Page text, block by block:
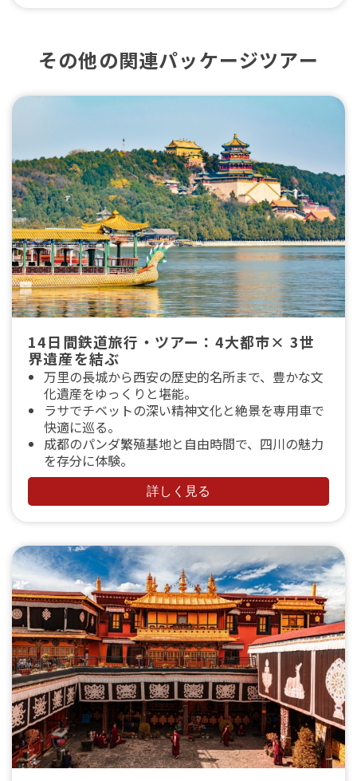
その他の関連パッケージツアー
14日間鉄道旅行・ツアー：4大都市× 3世
界遺産を結ぶ
万里の長城から西安の歴史的名所まで、豊かな文
化遺産をゆっくりと堪能。
ラサでチベットの深い精神文化と絶景を専用車で
快適に巡る。
成都のパンダ繁殖基地と自由時間で、四川の魅力
を存分に体験。
詳しく見る